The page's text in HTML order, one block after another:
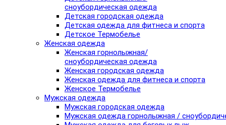
сноубордическая одежда
Детская городская одежда
Детская одежда для фитнеса и спорта
Детское Термобелье
Женская одежда
Женская горнолыжная/
сноубордическая одежда
Женская городская одежда
Женская одежда для фитнеса и спорта
Женское Термобелье
Мужская одежда
Мужская городская одежда
Мужская одежда горнолыжная /